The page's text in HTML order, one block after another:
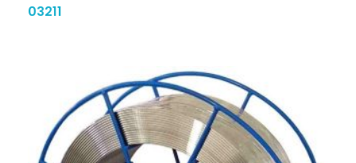
03211